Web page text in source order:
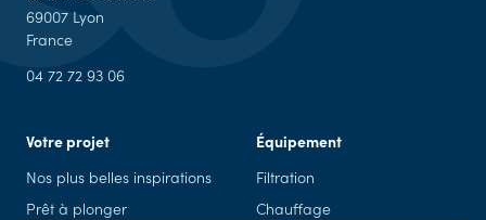
69007 Lyon
France
04 72 72 93 06
Votre projet
Nos plus belles inspirations
Prêt à plonger
Équipement
Filtration
Chauffage